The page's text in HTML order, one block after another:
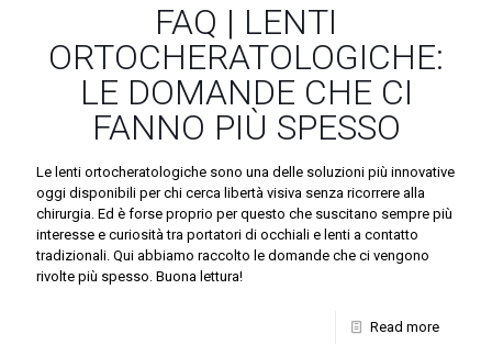
FAQ | LENTI
ORTOCHERATOLOGICHE:
LE DOMANDE CHE CI
FANNO PIÙ SPESSO
Le lenti ortocheratologiche sono una delle soluzioni più innovative
oggi disponibili per chi cerca libertà visiva senza ricorrere alla
chirurgia. Ed è forse proprio per questo che suscitano sempre più
interesse e curiosità tra portatori di occhiali e lenti a contatto
tradizionali. Qui abbiamo raccolto le domande che ci vengono
rivolte più spesso. Buona lettura!
Read more